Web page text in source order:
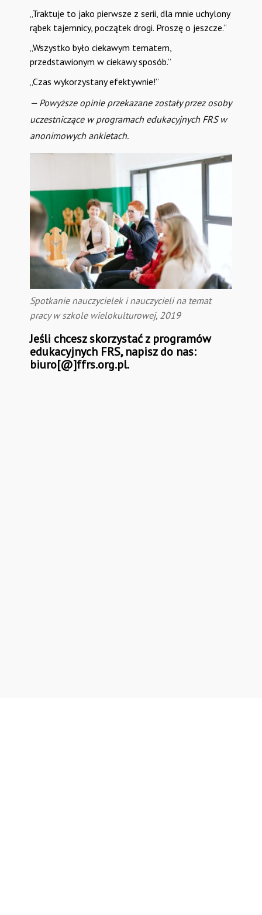
„Traktuje to jako pierwsze z serii, dla mnie uchylony
rąbek tajemnicy, początek drogi. Proszę o jeszcze.”
„Wszystko było ciekawym tematem,
przedstawionym w ciekawy sposób.”
„Czas wykorzystany efektywnie!”
Powyższe opinie przekazane zostały przez osoby
uczestniczące w programach edukacyjnych FRS w
anonimowych ankietach.
Spotkanie nauczycielek i nauczycieli na temat
pracy w szkole wielokulturowej, 2019
Jeśli chcesz skorzystać z programów
edukacyjnych FRS, napisz do nas:
biuro[@]ffrs.org.pl.